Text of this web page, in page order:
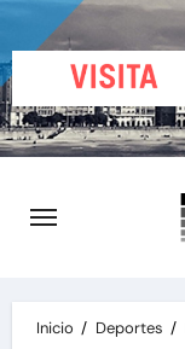
al
contenido
Inicio Deportes